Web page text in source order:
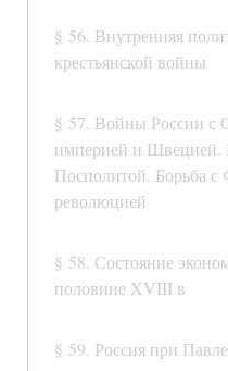
§ 56. Внутренняя
крестьянской войны
§ 57. Войны России с
империей и Швецией.
Посполитой. Борьба с
революцией
§ 58. Состояние
половине XVIII в
§ 59. Россия при